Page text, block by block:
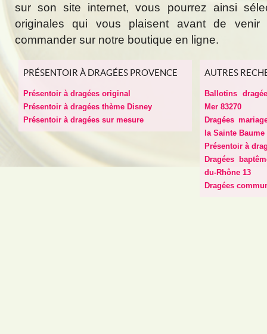
sur son site internet, vous pourrez ainsi
originales qui vous plaisent avant de
commander sur notre boutique en ligne.
PRÉSENTOIR À DRAGÉES PROVENCE
Présentoir à dragées original
Présentoir à dragées thème Disney
Présentoir à dragées sur mesure
AUTRES
Ballotins
Mer 83270
Dragées
la Sainte Baume
Présentoir à
Dragées
du-Rhône 13
Dragées